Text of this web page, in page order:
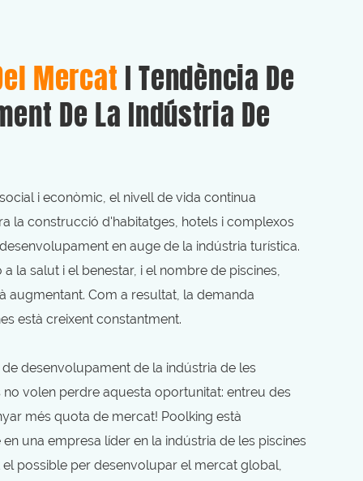
Mercat I Tendència De
De La Indústria De
i econòmic, el nivell de vida continua
la construcció d'habitatges, hotels i complexos
en auge de la indústria turística.
la salut i el benestar, i el nombre de piscines,
augmentant. Com a resultat, la demanda
està creixent constantment.
desenvolupament de la indústria de les
no volen perdre aquesta oportunitat: entreu des
més quota de mercat! Poolking està
una empresa líder en la indústria de les piscines
el possible per desenvolupar el mercat global,